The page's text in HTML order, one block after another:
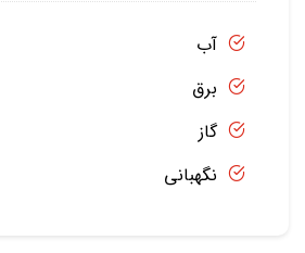
آب
برق
گاز
نگهبانی